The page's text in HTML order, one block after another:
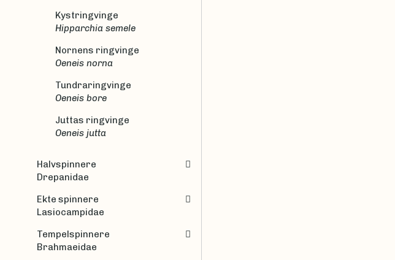
Kystringvinge
Hipparchia semele
Nornens ringvinge
Oeneis norna
Tundraringvinge
Oeneis bore
Juttas ringvinge
Oeneis jutta
Halvspinnere
Drepanidae
Ekte spinnere
Lasiocampidae
Tempelspinnere
Brahmaeidae